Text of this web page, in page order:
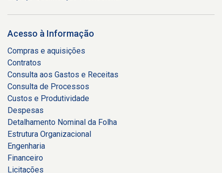
Acesso à Informação
Compras e aquisições
Contratos
Consulta aos Gastos e Receitas
Consulta de Processos
Custos e Produtividade
Despesas
Detalhamento Nominal da Folha
Estrutura Organizacional
Engenharia
Financeiro
Licitações